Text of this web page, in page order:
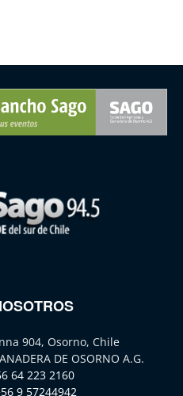
904, Osorno, Chile
DE OSORNO A.G.
64 223 2160
9 57244942